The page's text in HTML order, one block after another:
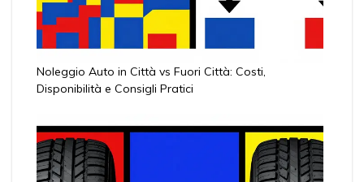
Noleggio Auto in Città vs Fuori Città: Costi,
Disponibilità e Consigli Pratici